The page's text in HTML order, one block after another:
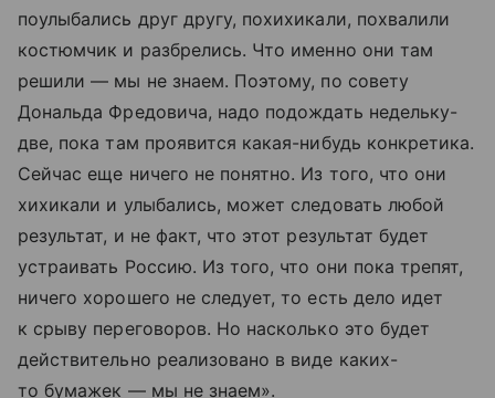
поулыбались друг другу, похихикали, похвалили
костюмчик и разбрелись. Что именно они там
решили — мы не знаем. Поэтому, по совету
Дональда Фредовича, надо подождать недельку-
две, пока там проявится какая-нибудь конкретика.
Сейчас еще ничего не понятно. Из того, что они
хихикали и улыбались, может следовать любой
результат, и не факт, что этот результат будет
устраивать Россию. Из того, что они пока трепят,
ничего хорошего не следует, то есть дело идет
к срыву переговоров. Но насколько это будет
действительно реализовано в виде каких-
то бумажек — мы не знаем».